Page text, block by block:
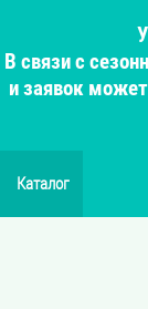
В связи с
и заявок
Каталог